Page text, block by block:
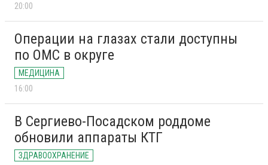
20:00
Операции на глазах стали доступны
по ОМС в округе
МЕДИЦИНА
16:00
В Сергиево-Посадском роддоме
обновили аппараты КТГ
ЗДРАВООХРАНЕНИЕ